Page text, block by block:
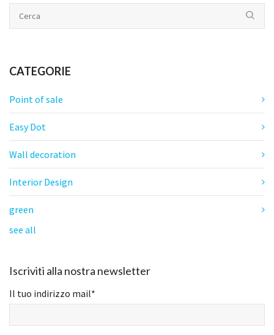
CATEGORIE
Point of sale
Easy Dot
Wall decoration
Interior Design
green
see all
Iscriviti alla nostra newsletter
Il tuo indirizzo mail*